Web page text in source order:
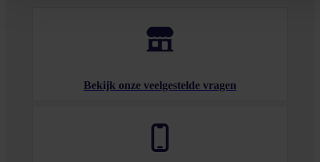
Bekijk onze veelgestelde vragen